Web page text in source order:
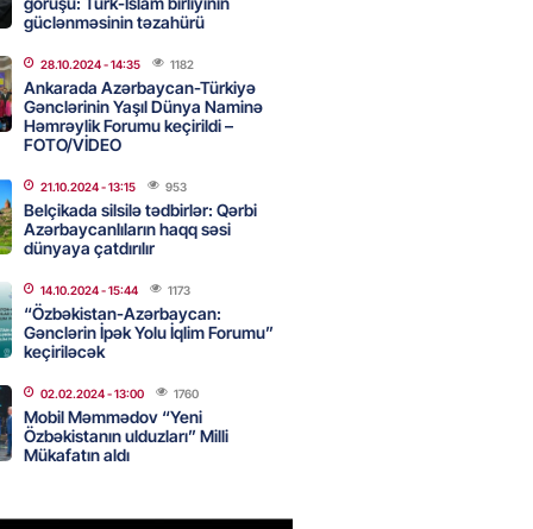
ölkəni seçdilər
- 14:45 112
sabah 39 dərəcə isti
- 14:30
Biznes-dən mikro biznes
5%-dək endirim
- 14:28
güclənməsinin təzahürü
28.10.2024- 14:35 1182
Ankarada Azərbaycan-Türkiyə
Gənclərinin Yaşıl Dünya Naminə
Həmrəylik Forumu keçirildi –
FOTO/VİDEO
21.10.2024- 13:15 953
Belçikada silsilə tədbirlər: Qərbi
Azərbaycanlıların haqq səsi
dünyaya çatdırılır
14.10.2024- 15:44 1173
“Özbəkistan-Azərbaycan:
Gənclərin İpək Yolu İqlim Forumu”
keçiriləcək
02.02.2024- 13:00 1760
Mobil Məmmədov “Yeni
Özbəkistanın ulduzları” Milli
Mükafatın aldı